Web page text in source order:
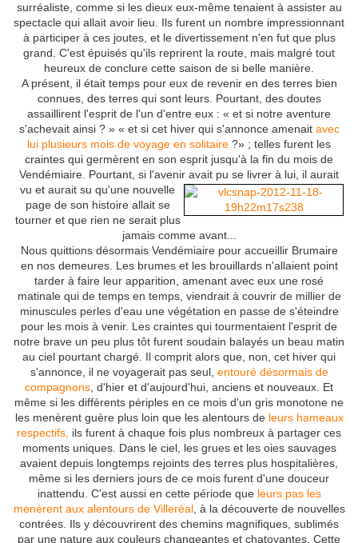
surréaliste, comme si les dieux eux-même tenaient à assister au
spectacle qui allait avoir lieu. Ils furent un nombre impressionnant
à participer à ces joutes, et le divertissement n'en fut que plus
grand. C'est épuisés qu'ils reprirent la route, mais malgré tout
heureux de conclure cette saison de si belle manière.
A présent, il était temps pour eux de revenir en des terres bien
connues, des terres qui sont leurs. Pourtant, des doutes
assaillirent l'esprit de l'un d'entre eux : « et si notre aventure
s'achevait ainsi ? » « et si cet hiver qui s'annonce amenait avec
lui plusieurs mois de voyage en solitaire ?» ; telles furent les
craintes qui germèrent en son esprit jusqu'à la fin du mois de
Vendémiaire. Pourtant, si l'avenir avait pu se livrer à lui, il aurait
vu et aurait su qu'une nouvelle
page de son histoire allait se
tourner et que rien ne serait plus
jamais comme avant...
Nous quittions désormais Vendémiaire pour accueillir Brumaire
en nos demeures. Les brumes et les brouillards n'allaient point
tarder à faire leur apparition, amenant avec eux une rosé
matinale qui de temps en temps, viendrait à couvrir de millier de
minuscules perles d'eau une végétation en passe de s'éteindre
pour les mois à venir. Les craintes qui tourmentaient l'esprit de
notre brave un peu plus tôt furent soudain balayés un beau matin
au ciel pourtant chargé. Il comprit alors que, non, cet hiver qui
s'annonce, il ne voyagerait pas seul, entouré désormais de
compagnons , d'hier et d'aujourd'hui, anciens et nouveaux. Et
même si les différents périples en ce mois d'un gris monotone ne
les menèrent guère plus loin que les alentours de leurs hameaux
respectifs, ils furent à chaque fois plus nombreux à partager ces
moments uniques. Dans le ciel, les grues et les oies sauvages
avaient depuis longtemps rejoints des terres plus hospitalières,
même si les derniers jours de ce mois furent d'une douceur
inattendu. C'est aussi en cette période que leurs pas les
menèrent aux alentours de Villeréal, à la découverte de nouvelles
contrées. Ils y découvrirent des chemins magnifiques, sublimés
par une nature aux couleurs changeantes et chatoyantes. Cette